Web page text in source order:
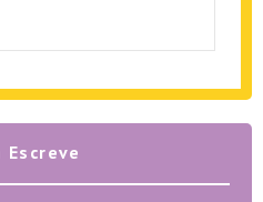
Escreve